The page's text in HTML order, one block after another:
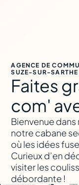
AGENCE DE
SUZE-SUR-SARTHE
Faites
com'
Bienvenue
notre cabane
où les idées
Curieux d’en
visiter les
débordante !